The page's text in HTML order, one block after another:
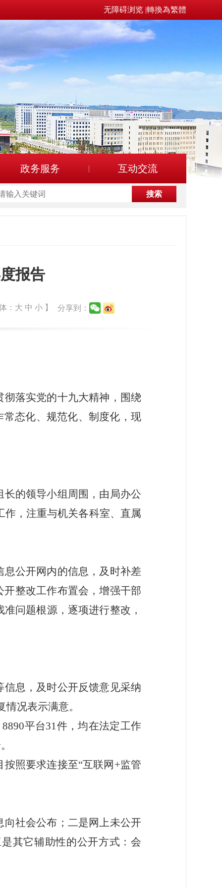
无障碍浏览 |轉換為繁體
政务服务 互动交流
报告
： 大 中 小 】 分享到：
落实党的十九大精神，围绕
态化、规范化、制度化，现
的领导小组周围，由局办公
作，注重与机关各科室、直属
公开网内的信息，及时补差
整改工作布置会，增强干部
问题根源，逐项进行整改，
息，及时公开反馈意见采纳
况表示满意。
8890平台31件，均在法定工作
照要求连接至“互联网 +监管
社会公布；二是网上未公开
其它辅助性的公开方式：会